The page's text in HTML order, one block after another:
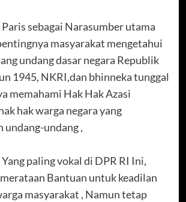
sebagai Narasumber utama
masyarakat mengetahui
undang dasar negara Republik
1945, NKRI,dan bhinneka tunggal
memahami Hak Hak Azasi
hak warga negara yang
undang ,
paling vokal di DPR RI Ini,
Bantuan untuk keadilan
masyarakat , Namun tetap